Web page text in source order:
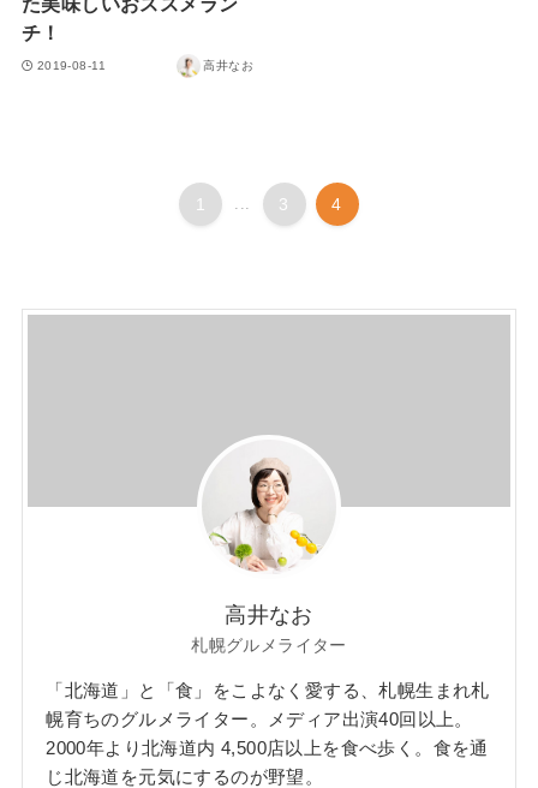
チ！
2019-08-11 高井なお
1 ... 3 4
高井なお
札幌グルメライター
「北海道」と「食」をこよなく愛する、札幌生まれ札
幌育ちのグルメライター。メディア出演40回以上。
2000年より北海道内 4,500店以上を食べ歩く。食を通
じ北海道を元気にするのが野望。